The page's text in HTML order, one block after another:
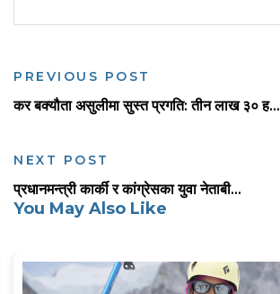
PREVIOUS POST
कर बक्यौता असुलीमा सुस्त प्रगति: तीन लाख ३० ह...
NEXT POST
प्रधानमन्त्री कार्की र कांग्रेसका युवा नेताबी...
You May Also Like